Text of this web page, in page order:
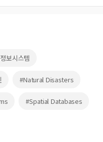
보시스템
#Natural Disasters
#Spatial Databases